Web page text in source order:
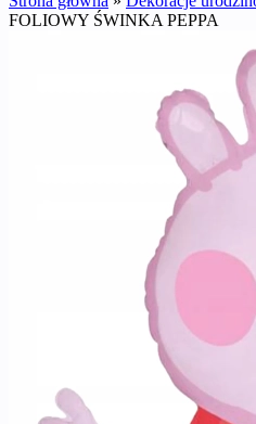
FOLIOWY ŚWINKA PEPPA